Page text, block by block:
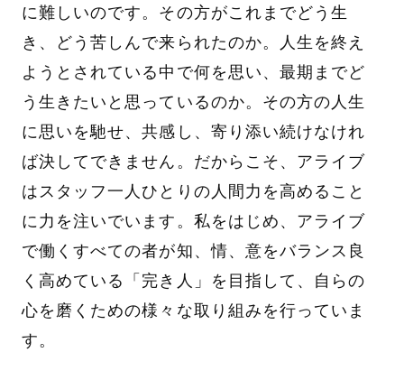
に難しいのです。その方がこれまでどう生
き、どう苦しんで来られたのか。人生を終え
ようとされている中で何を思い、最期までど
う生きたいと思っているのか。その方の人生
に思いを馳せ、共感し、寄り添い続けなけれ
ば決してできません。だからこそ、アライブ
はスタッフ一人ひとりの人間力を高めること
に力を注いでいます。私をはじめ、アライブ
で働くすべての者が知、情、意をバランス良
く高めている「完き人」を目指して、自らの
心を磨くための様々な取り組みを行っていま
す。